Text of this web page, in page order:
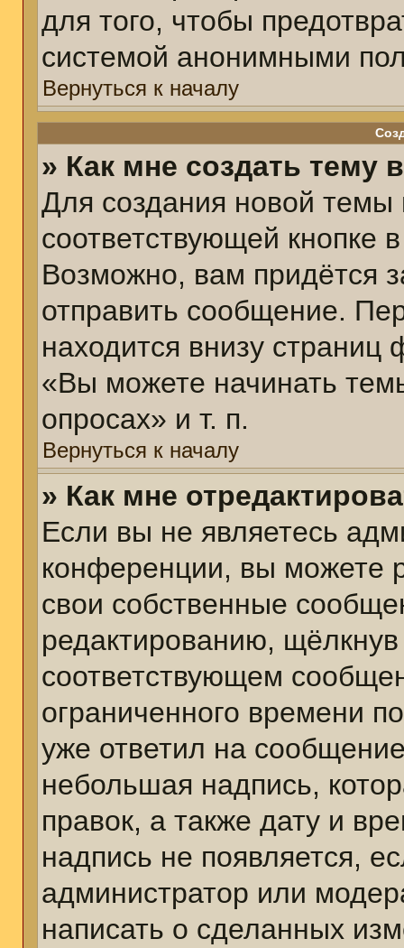
для того, чтобы
системой анонимными
Вернуться к началу
» Как мне создать тему
Для создания новой
соответствующей кнопке
Возможно, вам придётся
отправить сообщение.
находится внизу
«Вы можете начинать
опросах» и т. п.
Вернуться к началу
» Как мне
Если вы не являетесь
конференции, вы можете
свои собственные
редактированию,
соответствующем
ограниченного времени
уже ответил на
небольшая надпись,
правок, а также дату и
надпись не появляется,
администратор или
написать о сделанных